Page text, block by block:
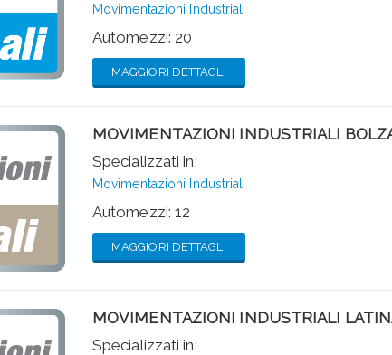
Movimentazioni Industriali
Automezzi: 20
MAGGIORI DETTAGLI
MOVIMENTAZIONI INDUSTRIALI
Specializzati in:
Movimentazioni Industriali
Automezzi: 12
MAGGIORI DETTAGLI
MOVIMENTAZIONI INDUSTRIALI
Specializzati in: